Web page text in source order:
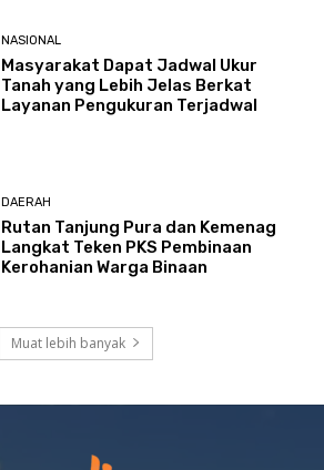
NASIONAL
Masyarakat Dapat Jadwal Ukur
Tanah yang Lebih Jelas Berkat
Layanan Pengukuran Terjadwal
DAERAH
Rutan Tanjung Pura dan Kemenag
Langkat Teken PKS Pembinaan
Kerohanian Warga Binaan
Muat lebih banyak